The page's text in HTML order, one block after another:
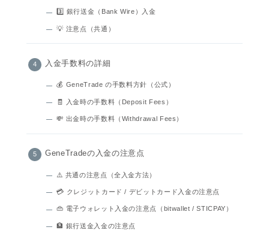
3️⃣ 銀行送金（Bank Wire）入金
💡 注意点（共通）
入金手数料の詳細
💰 GeneTrade の手数料方針（公式）
🧾 入金時の手数料（Deposit Fees）
💸 出金時の手数料（Withdrawal Fees）
GeneTradeの入金の注意点
⚠️ 共通の注意点（全入金方法）
💳 クレジットカード / デビットカード入金の注意点
👜 電子ウォレット入金の注意点（bitwallet / STICPAY）
🏦 銀行送金入金の注意点